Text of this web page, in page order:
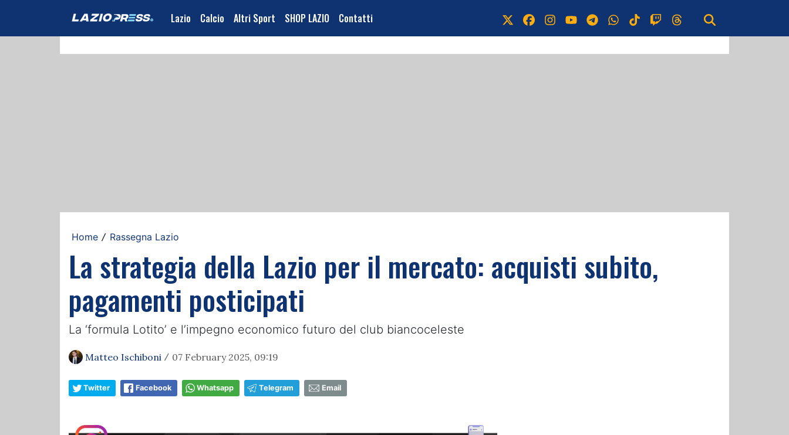
Lazio Calcio Altri Sport SHOP LAZIO Contatti
Home / Rassegna Lazio
La strategia della Lazio per il mercato: acquisti subito,
pagamenti posticipati
La ‘formula Lotito’ e l’impegno economico futuro del club biancoceleste
Matteo Ischiboni / 07 February 2025, 09:19
Twitter Facebook Whatsapp Telegram Email